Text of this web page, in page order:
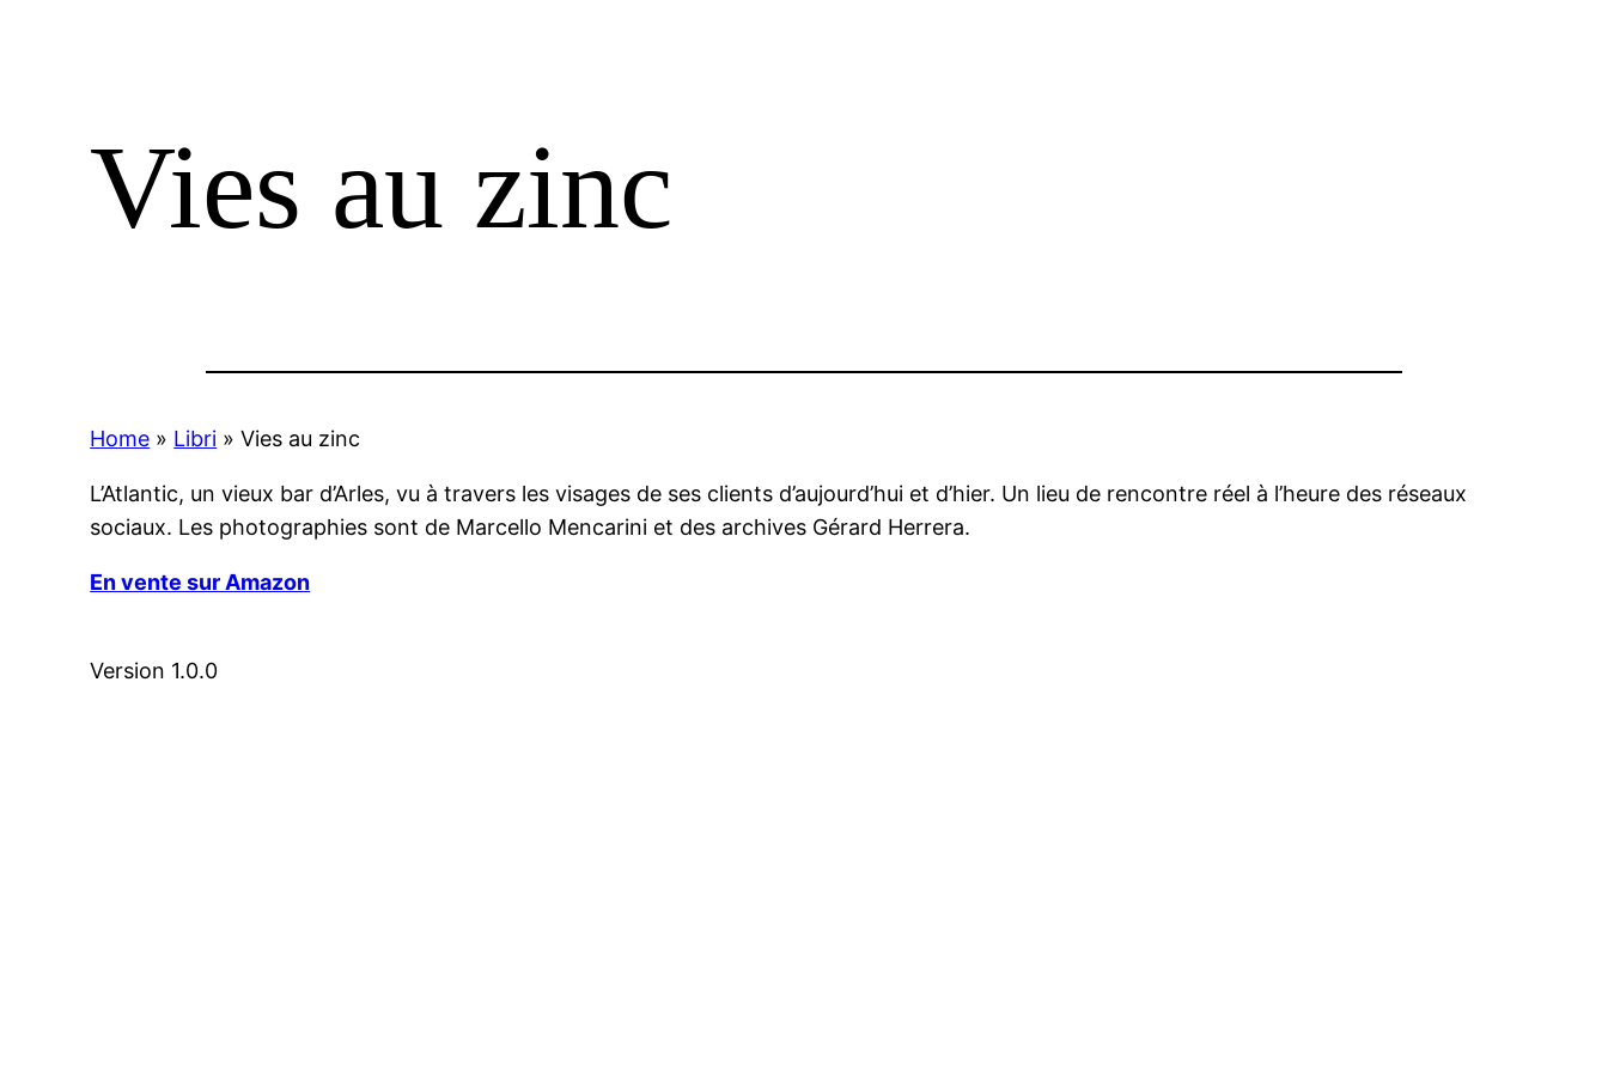
Vies au zinc
Home » Libri »Vies au zinc
L’Atlantic, un vieux bar d’Arles, vu à travers les visages de ses clients d’aujourd’hui et d’hier. Un lieu de rencontre réel à l’heure des réseaux
sociaux. Les photographies sont de Marcello Mencarini et des archives Gérard Herrera.
En vente sur Amazon
Version 1.0.0